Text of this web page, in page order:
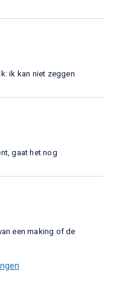
ik kan niet zeggen
gaat het nog
een making of de